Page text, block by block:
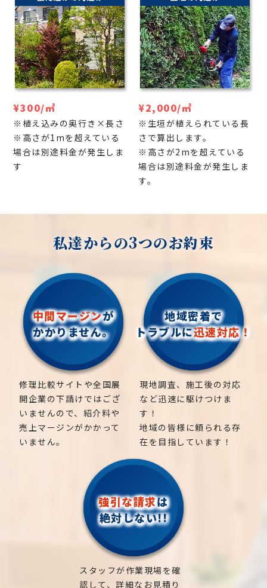
¥300/㎡
※植え込みの奥行き×長さ
※高さが1mを超えている
場合は別途料金が発生しま
す
¥2,000/㎡
※生垣が植えられている長
さで算出します。
※高さが2mを超えている
場合は別途料金が発生しま
す。
私達からの3つのお約束
中間マージンが
かかりません。
修理比較サイトや全国展
開企業の下請けではござ
いませんので、紹介料や
売上マージンがかかって
いません。
地域密着で
トラブルに迅速対応！
現地調査、施工後の対応
など迅速に駆けつけま
す！
地域の皆様に頼られる存
在を目指しています！
強引な請求は
絶対しない!!
スタッフが作業現場を確
認して、詳細なお見積り